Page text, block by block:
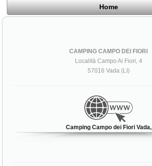
Home
CAMPING CAMPO DEI FIORI
Località Campo Ai Fiori, 4
57016 Vada (LI)
Camping Campo dei Fiori Vada,